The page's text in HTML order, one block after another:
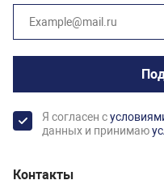
Я согласен с
данных и принимаю
Контакты